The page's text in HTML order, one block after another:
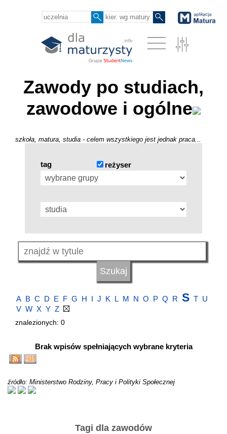
Zawody po studiach,
zawodowe i ogólne
szkoła, matura, studia - celem wszystkiego jest jednak praca...
tag reżyser
A B C D E F G H I J K L M N O P Q R S T U
V W X Y Z
znalezionych: 0
Brak wpisów spełniających wybrane kryteria
źródło: Ministerstwo Rodziny, Pracy i Polityki Społecznej
Tagi dla zawodów